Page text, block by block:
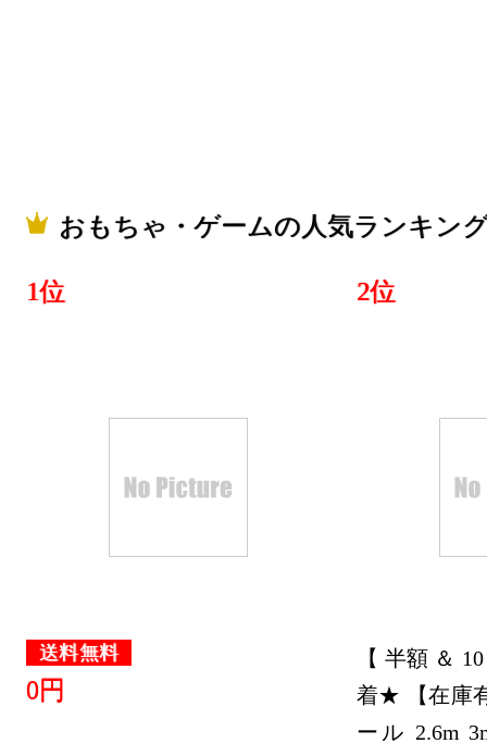
2026/05/31
グ：21位
おもちゃ
グ：15位
2026/05/26
おもちゃ・ゲームの人気ランキン
1位
送料無料
0円
2位
【 半額 ＆
着★ 【在庫
ール 2.6m